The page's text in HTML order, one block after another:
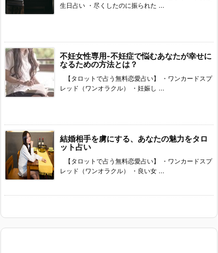
生日占い ・尽くしたのに振られた ...
不妊女性専用-不妊症で悩むあなたが幸せに
なるための方法とは？
【タロットで占う無料恋愛占い】 ・ワンカードスプ
レッド（ワンオラクル） ・妊娠し ...
結婚相手を虜にする、あなたの魅力をタロ
ット占い
【タロットで占う無料恋愛占い】 ・ワンカードスプ
レッド（ワンオラクル） ・良い女 ...